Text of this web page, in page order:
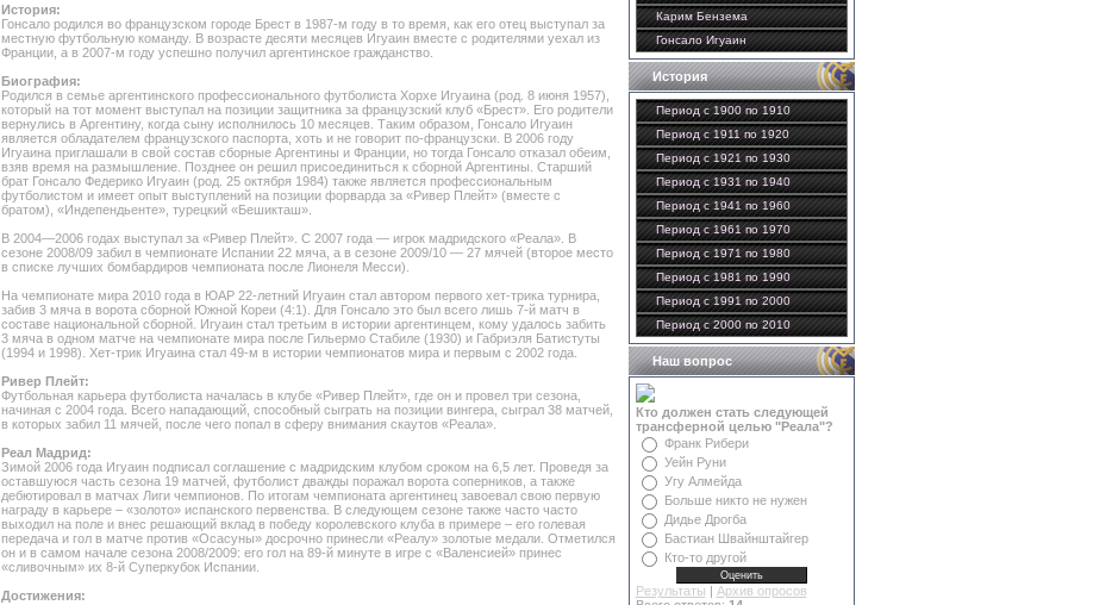
История:
Гонсало родился во французском городе Брест в 1987-м году в то время, как его отец выступал за
местную футбольную команду. В возрасте десяти месяцев Игуаин вместе с родителями уехал из
Франции, а в 2007-м году успешно получил аргентинское гражданство.
Биография:
Родился в семье аргентинского профессионального футболиста Хорхе Игуаина (род. 8 июня 1957),
который на тот момент выступал на позиции защитника за французский клуб «Брест». Его родители
вернулись в Аргентину, когда сыну исполнилось 10 месяцев. Таким образом, Гонсало Игуаин
является обладателем французского паспорта, хоть и не говорит по-французски. В 2006 году
Игуаина приглашали в свой состав сборные Аргентины и Франции, но тогда Гонсало отказал обеим,
взяв время на размышление. Позднее он решил присоединиться к сборной Аргентины. Старший
брат Гонсало Федерико Игуаин (род. 25 октября 1984) также является профессиональным
футболистом и имеет опыт выступлений на позиции форварда за «Ривер Плейт» (вместе с
братом), «Индепендьенте», турецкий «Бешикташ».
В 2004—2006 годах выступал за «Ривер Плейт». С 2007 года — игрок мадридского «Реала». В
сезоне 2008/09 забил в чемпионате Испании 22 мяча, а в сезоне 2009/10 — 27 мячей (второе место
в списке лучших бомбардиров чемпионата после Лионеля Месси).
На чемпионате мира 2010 года в ЮАР 22-летний Игуаин стал автором первого хет-трика турнира,
забив 3 мяча в ворота сборной Южной Кореи (4:1). Для Гонсало это был всего лишь 7-й матч в
составе национальной сборной. Игуаин стал третьим в истории аргентинцем, кому удалось забить
3 мяча в одном матче на чемпионате мира после Гильермо Стабиле (1930) и Габриэля Батистуты
(1994 и 1998). Хет-трик Игуаина стал 49-м в истории чемпионатов мира и первым с 2002 года.
Ривер Плейт:
Футбольная карьера футболиста началась в клубе «Ривер Плейт», где он и провел три сезона,
начиная с 2004 года. Всего нападающий, способный сыграть на позиции вингера, сыграл 38 матчей,
в которых забил 11 мячей, после чего попал в сферу внимания скаутов «Реала».
Реал Мадрид:
Зимой 2006 года Игуаин подписал соглашение с мадридским клубом сроком на 6,5 лет. Проведя за
оставшуюся часть сезона 19 матчей, футболист дважды поражал ворота соперников, а также
дебютировал в матчах Лиги чемпионов. По итогам чемпионата аргентинец завоевал свою первую
награду в карьере – «золото» испанского первенства. В следующем сезоне также часто часто
выходил на поле и внес решающий вклад в победу королевского клуба в примере – его голевая
передача и гол в матче против «Осасуны» досрочно принесли «Реалу» золотые медали. Отметился
он и в самом начале сезона 2008/2009: его гол на 89-й минуте в игре с «Валенсией» принес
«сливочным» их 8-й Суперкубок Испании.
Достижения:
Карим Бензема
Гонсало Игуаин
История
Период с 1900 по 1910
Период с 1911 по 1920
Период с 1921 по 1930
Период с 1931 по 1940
Период с 1941 по 1960
Период с 1961 по 1970
Период с 1971 по 1980
Период с 1981 по 1990
Период с 1991 по 2000
Период с 2000 по 2010
Наш вопрос
Кто должен стать следующей
трансферной целью "Реала"?
Франк Рибери
Уейн Руни
Угу Алмейда
Больше никто не нужен
Дидье Дрогба
Бастиан Швайнштайгер
Кто-то другой
Результаты | Архив опросов